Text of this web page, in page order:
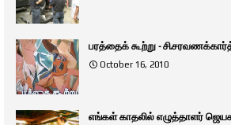
பரத்தைக் கூற்று -
October 16, 2010
எங்கள் காதலில் எழுத்தாளர்